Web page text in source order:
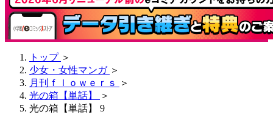
トップ ＞
少女・女性マンガ ＞
月刊ｆｌｏｗｅｒｓ
＞
光の箱【単話】
＞
光の箱【単話】 9